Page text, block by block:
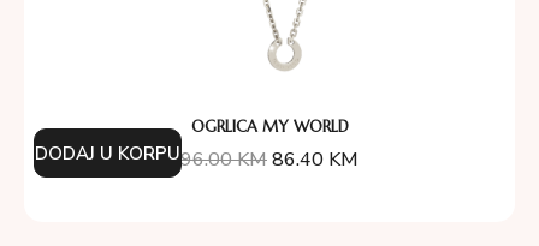
OGRLICA MY WORLD
96.00KM86.40 KM
DODAJ U KORPU